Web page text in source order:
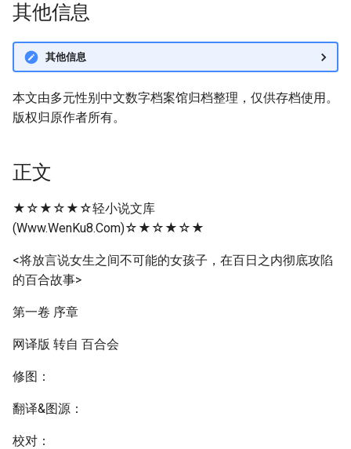
其他信息
其他信息
本文由多元性别中文数字档案馆归档整理，仅供存档使用。
版权归原作者所有。
正文
★☆★☆★☆轻小说文库
(Www.WenKu8.Com)☆★☆★☆★
<将放言说女生之间不可能的女孩子，在百日之内彻底攻陷
的百合故事>
第一卷 序章
网译版 转自 百合会
修图：
翻译&图源：
校对：